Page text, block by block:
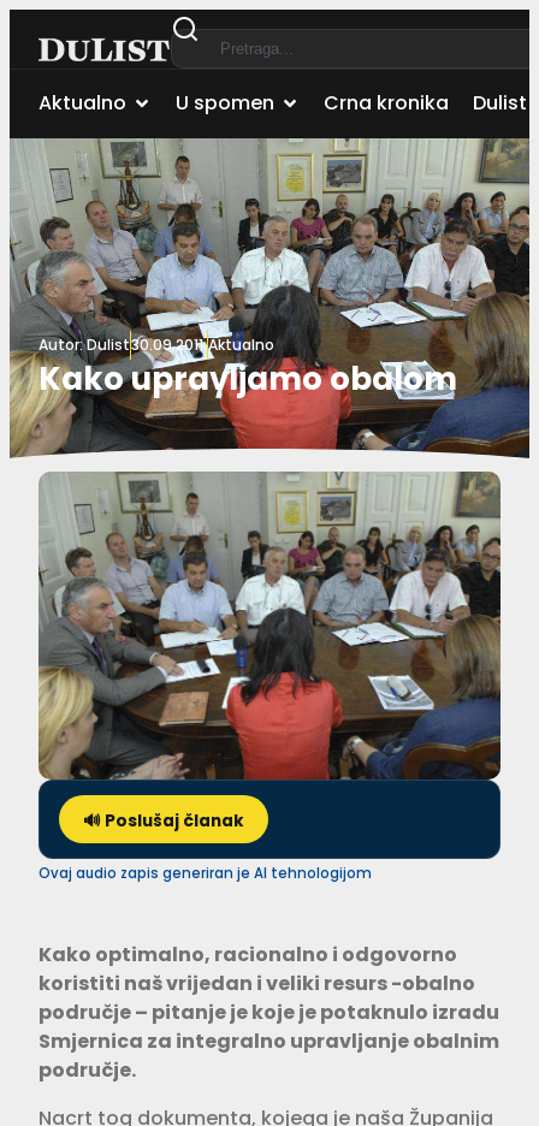
Aktualno U spomen Crna kronika Dulist
Autor:Dulist30.09.2011.Aktualno
Kako upravljamo obalom
🔊 Poslušaj članak
Ovaj audio zapis generiran je AI tehnologijom
Kako optimalno, racionalno i odgovorno
koristiti naš vrijedan i veliki resurs -obalno
područje – pitanje je koje je potaknulo izradu
Smjernica za integralno upravljanje obalnim
područje.
Nacrt tog dokumenta, kojega je naša Županija